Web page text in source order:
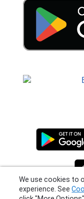
We use cookies to
experience. See